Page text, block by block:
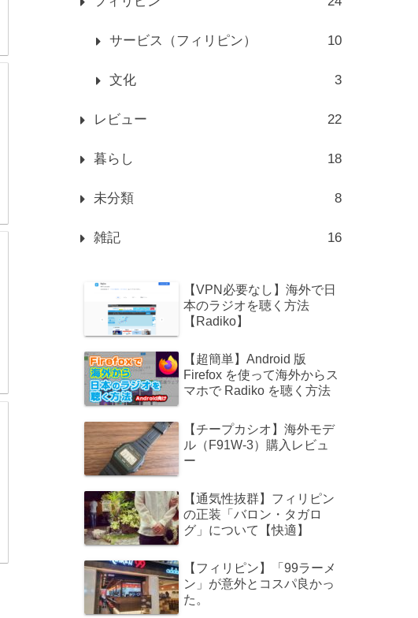
サービス（フィリピン） 10
文化 3
レビュー 22
暮らし 18
未分類 8
雑記 16
【VPN必要なし】海外で日
本のラジオを聴く方法
【Radiko】
【超簡単】Android 版
Firefox を使って海外からス
マホで Radiko を聴く方法
【チープカシオ】海外モデ
ル（F91W-3）購入レビュ
ー
【通気性抜群】フィリピン
の正装「バロン・タガロ
グ」について【快適】
【フィリピン】「99ラーメ
ン」が意外とコスパ良かっ
た。